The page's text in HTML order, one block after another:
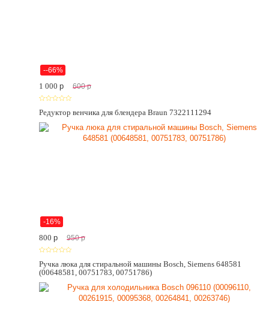
--66%
1 000 p 600 p
Редуктор венчика для блендера Braun 7322111294
-16%
800 p 950 p
Ручка люка для стиральной машины Bosch, Siemens 648581
(00648581, 00751783, 00751786)